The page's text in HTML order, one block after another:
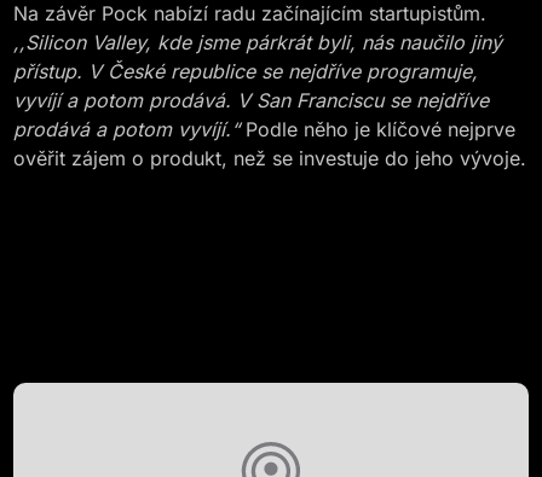
Na závěr Pock nabízí radu začínajícím startupistům.
,,Silicon Valley, kde jsme párkrát byli, nás naučilo jiný
přístup. V České republice se nejdříve programuje,
vyvíjí a potom prodává. V San Franciscu se nejdříve
prodává a potom vyvíjí.“Podle něho je klíčové nejprve
ověřit zájem o produkt, než se investuje do jeho vývoje.